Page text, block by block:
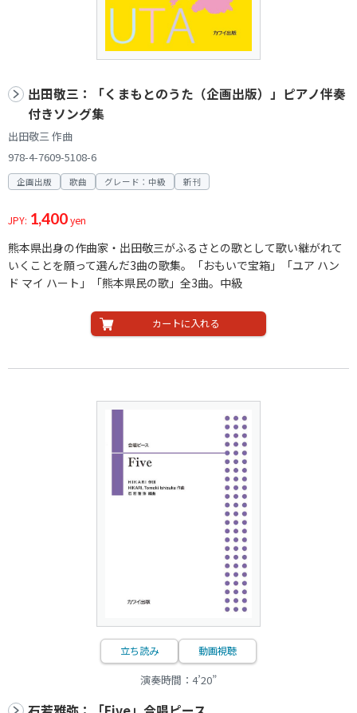
出田敬三：「くまもとのうた（企画出版）」ピアノ伴奏
付きソング集
出田敬三 作曲
978-4-7609-5108-6
企画出版 歌曲 グレード：中級 新刊
JPY: 1,400yen
熊本県出身の作曲家・出田敬三がふるさとの歌として歌い継がれて
いくことを願って選んだ3曲の歌集。「おもいで宝箱」「ユア ハン
ド マイ ハート」「熊本県民の歌」全3曲。中級
カートに入れる
立ち読み 動画視聴
演奏時間：4’20”